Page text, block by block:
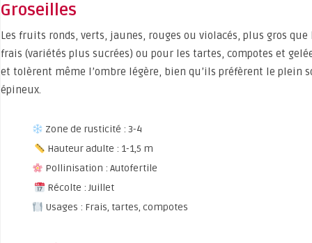
Groseilles
Les fruits ronds, verts, jaunes, rouges ou violacés, plus gros
frais (variétés plus sucrées) ou pour les tartes, compotes et
et tolèrent même l’ombre légère, bien qu’ils préfèrent le plein
épineux.
Zone de rusticité : 3-4
Hauteur adulte : 1-1,5 m
Pollinisation : Autofertile
Récolte : Juillet
Usages : Frais, tartes, compotes